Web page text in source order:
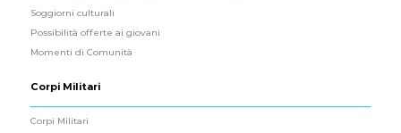
Soggiorni culturali
Possibilità offerte ai giovani
Momenti di Comunità
Corpi Militari
Corpi Militari